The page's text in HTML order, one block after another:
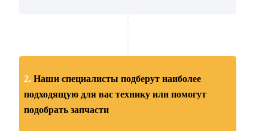
2. Наши специалисты подберут наиболее
подходящую для вас технику или помогут
подобрать запчасти